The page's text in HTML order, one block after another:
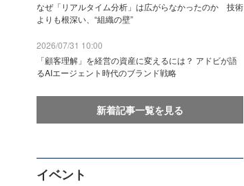
なぜ「リアルタイム分析」は広がらなかったのか 技術
よりも根深い、“組織の壁”
2026/07/31 10:00
「顧客理解」を経営の資産に変えるには？ アドビが語
るAIエージェント時代のブランド戦略
新着記事一覧を見る
イベント